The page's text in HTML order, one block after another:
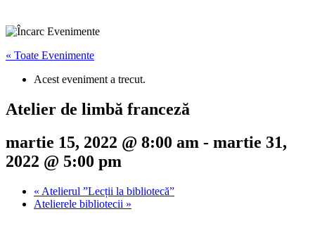
« Toate Evenimente
Acest eveniment a trecut.
Atelier de limbă franceză
martie 15, 2022 @ 8:00 am - martie 31,
2022 @ 5:00 pm
« Atelierul ”Lecții la bibliotecă”
Atelierele bibliotecii »